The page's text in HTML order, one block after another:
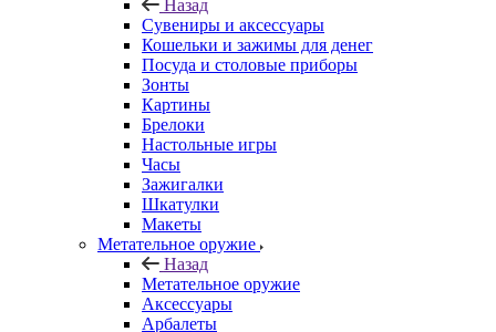
Назад
Сувениры и аксессуары
Кошельки и зажимы для денег
Посуда и столовые приборы
Зонты
Картины
Брелоки
Настольные игры
Часы
Зажигалки
Шкатулки
Макеты
Метательное оружие
Назад
Метательное оружие
Аксессуары
Арбалеты